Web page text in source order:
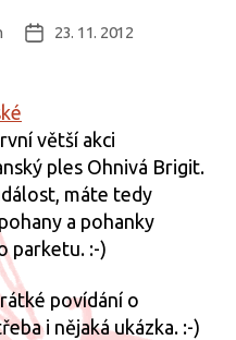
Datum
23. 11. 2012
větší akci
ples Ohnivá Brigit.
máte tedy
a pohanky
parketu. :-)
povídání o
i nějaká ukázka. :-)